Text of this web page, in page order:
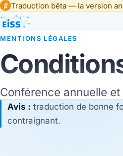
β Traduction bêta — la version
MENTIONS LÉGALES
Conférence annuelle
Avis : traduction de bonne
contraignant.